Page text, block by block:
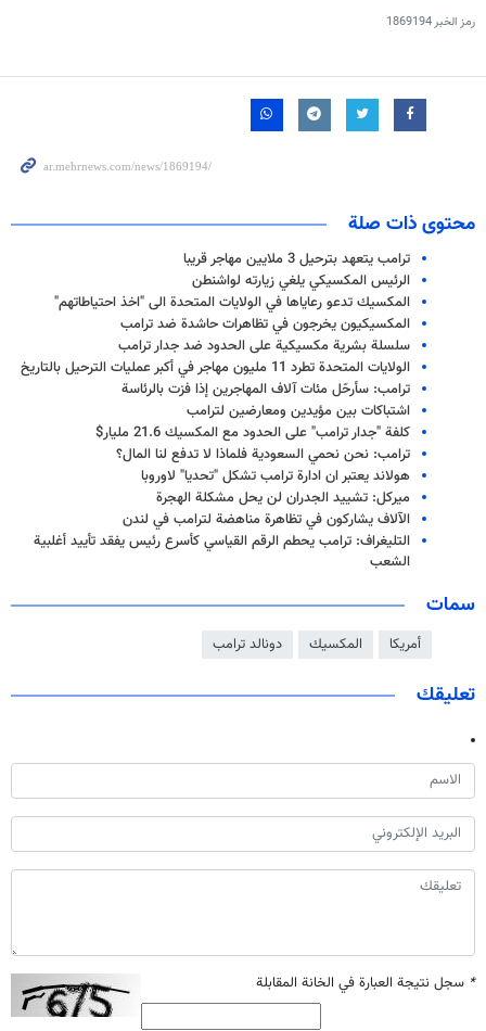
رمز الخبر1869194
محتوى ذات صلة
ترامب يتعهد بترحيل 3 ملايين مهاجر قريبا
الرئيس المكسيكي يلغي زيارته لواشنطن
المكسيك تدعو رعاياها في الولايات المتحدة الى "اخذ احتياطاتهم"
المكسيكيون يخرجون في تظاهرات حاشدة ضد ترامب
سلسلة بشرية مكسيكية على الحدود ضد جدار ترامب
الولايات المتحدة تطرد 11 مليون مهاجر في أكبر عمليات الترحيل بالتاريخ
ترامب: سأرحّل مئات آلاف المهاجرين إذا فزت بالرئاسة
اشتباكات بين مؤيدين ومعارضين لترامب
كلفة "جدار ترامب" على الحدود مع المكسيك 21.6 مليار$
ترامب: نحن نحمي السعودية فلماذا لا تدفع لنا المال؟
هولاند يعتبر ان ادارة ترامب تشكل "تحديا" لاوروبا
ميركل: تشييد الجدران لن يحل مشكلة الهجرة
الآلاف يشاركون في تظاهرة مناهضة لترامب في لندن
التليغراف: ترامب يحطم الرقم القياسي كأسرع رئيس يفقد تأييد أغلبية
الشعب
سمات
أمريكا المكسيك دونالد ترامب
تعليقك
* سجل نتيجة العبارة في الخانة المقابلة